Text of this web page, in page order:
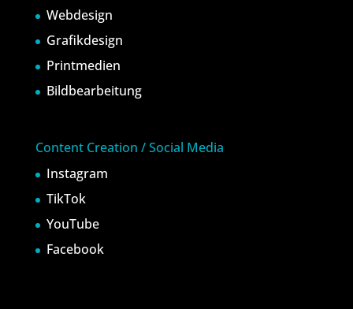
Webdesign
Grafikdesign
Printmedien
Bildbearbeitung
Content Creation / Social Media
Instagram
TikTok
YouTube
Facebook